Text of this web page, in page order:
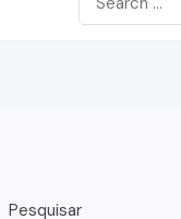
Pesquisar